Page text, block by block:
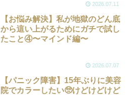
2026.07.11
【お悩み解決】私が地獄のどん底
から這い上がるためにガチで試し
たこと④〜マインド編〜
2026.07.07
【パニック障害】15年ぶりに美容
院でカラーしたい🥺けどけどけど